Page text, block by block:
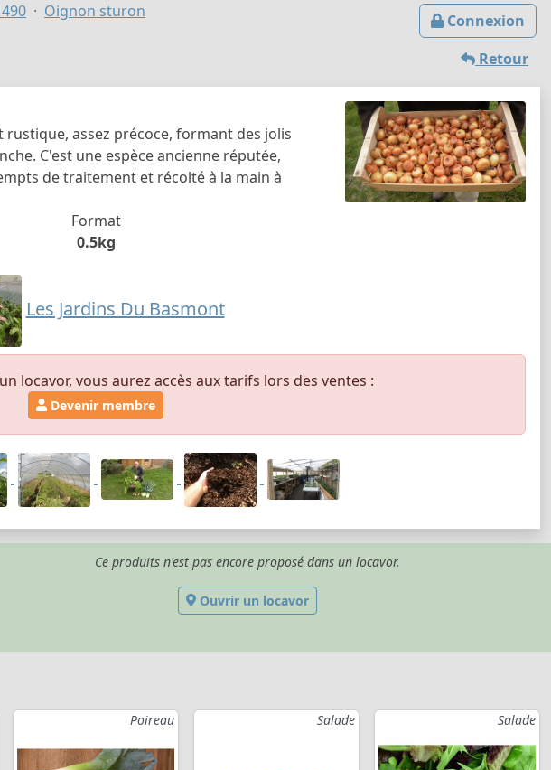
Connexion
Oignon sturon
Retour
assez précoce, formant des jolis
C'est une espèce ancienne réputée,
de traitement et récolté à la main à
Format
0.5kg
Les Jardins Du Basmont
locavor, vous aurez accès aux tarifs lors des ventes :
Devenir membre
Ce produits n'est pas encore proposé dans un locavor.
Ouvrir un locavor
Poireau Salade Salade